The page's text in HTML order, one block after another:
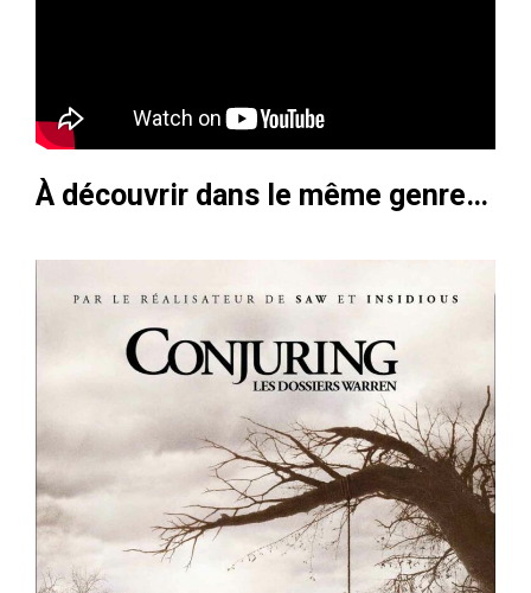
À découvrir dans le même genre…